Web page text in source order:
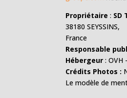
Propriétaire : SD
38180 SEYSSINS,
France
Responsable
Hébergeur : OVH
Crédits Photos :
Le modèle de